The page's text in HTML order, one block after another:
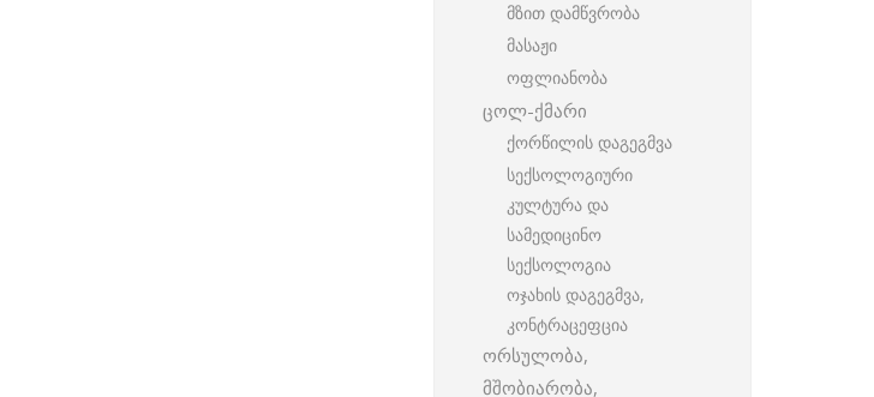
მზით დამწვრობა
მასაჟი
ოფლიანობა
ცოლ-ქმარი
ქორწილის დაგეგმვა
სექსოლოგიური
კულტურა და
სამედიცინო
სექსოლოგია
ოჯახის დაგეგმვა,
კონტრაცეფცია
ორსულობა,
მშობიარობა,